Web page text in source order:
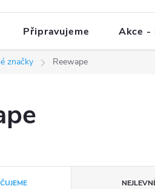
Připravujeme Akce -
značky Reewape